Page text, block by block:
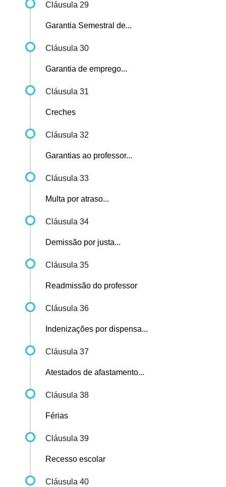
Cláusula 29
Garantia Semestral de...
Cláusula 30
Garantia de emprego...
Cláusula 31
Creches
Cláusula 32
Garantias ao professor...
Cláusula 33
Multa por atraso...
Cláusula 34
Demissão por justa...
Cláusula 35
Readmissão do professor
Cláusula 36
Indenizações por dispensa...
Cláusula 37
Atestados de afastamento...
Cláusula 38
Férias
Cláusula 39
Recesso escolar
Cláusula 40